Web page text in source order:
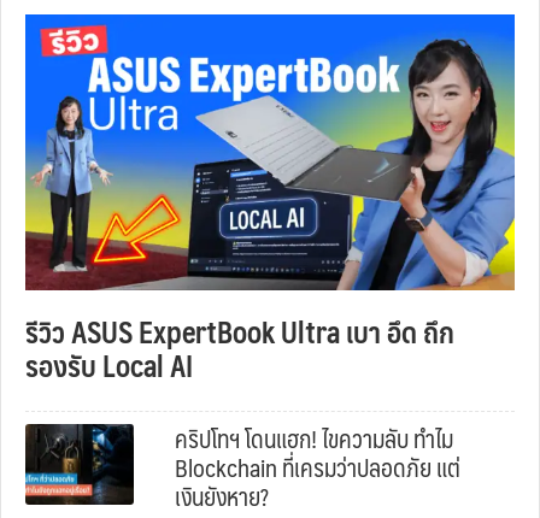
รีวิว ASUS ExpertBook Ultra เบา อึด ถึก
รองรับ Local AI
คริปโทฯ โดนแฮก! ไขความลับ ทำไม
Blockchain ที่เครมว่าปลอดภัย แต่
เงินยังหาย?